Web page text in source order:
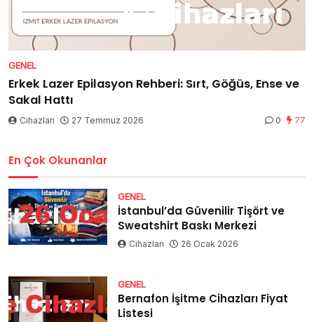
GENEL
Erkek Lazer Epilasyon Rehberi: Sırt, Göğüs, Ense ve
Sakal Hattı
Cihazları 27 Temmuz 2026 0 77
En Çok Okunanlar
GENEL
İstanbul’da Güvenilir Tişört ve
Sweatshirt Baskı Merkezi
Cihazları 26 Ocak 2026
GENEL
Bernafon İşitme Cihazları Fiyat
Listesi